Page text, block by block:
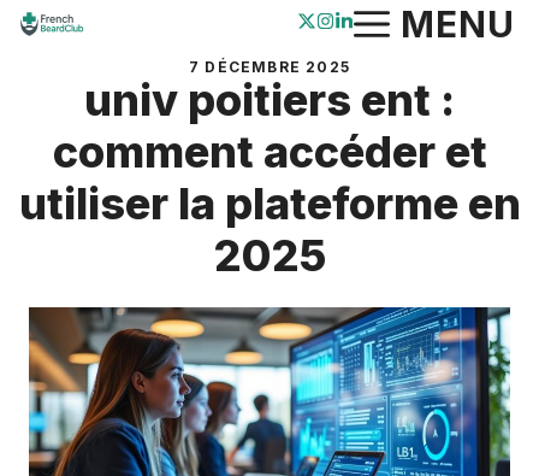
Aller
contenu
MENU
7 DÉCEMBRE 2025
univ poitiers ent :
comment accéder et
utiliser la plateforme en
2025